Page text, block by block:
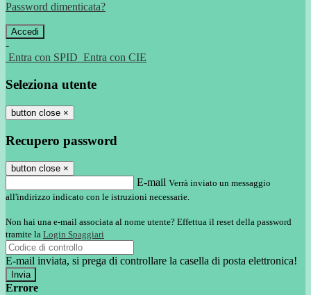
Password dimenticata?
-
Entra con SPID Entra con CIE
Seleziona utente
button close ×
Recupero password
button close ×
E-mail Verrà inviato un messaggio
all'indirizzo indicato con le istruzioni necessarie.
Non hai una e-mail associata al nome utente? Effettua il reset della password
tramite la Login Spaggiari
E-mail inviata, si prega di controllare la casella di posta elettronica!
Errore